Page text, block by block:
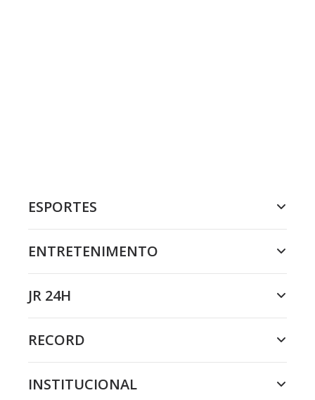
ESPORTES
ENTRETENIMENTO
JR 24H
RECORD
INSTITUCIONAL